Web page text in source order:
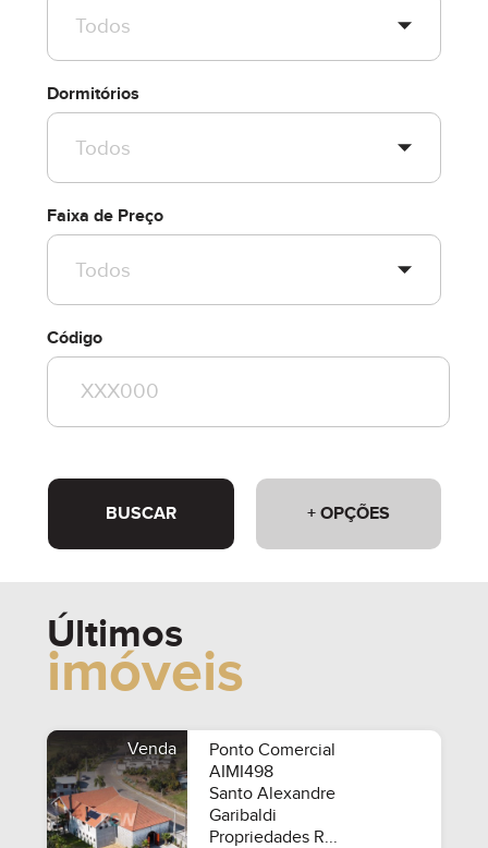
Dormitórios
Faixa de Preço
Código
+ OPÇÕES
BUSCAR
Últimos
imóveis
Venda
Ponto Comercial
AIMI498
Santo Alexandre
Garibaldi
Propriedades R...